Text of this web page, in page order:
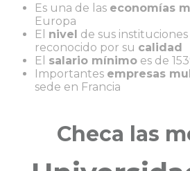
Es una de las economías
Europa
El nivel de sus
reconocido por su calidad
El salario mínimo es de
Importantes empresas
sede en Francia
Checa las